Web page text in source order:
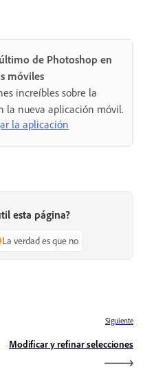
de Photoshop en
móviles
increíbles sobre la
la nueva aplicación móvil.
la aplicación
esta página?
La verdad es que no
Siguiente
Modificar y refinar selecciones